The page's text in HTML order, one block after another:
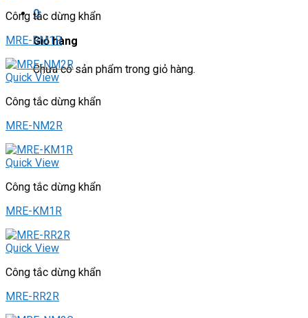
0
Giỏ hàng
Chưa có sản phẩm trong giỏ hàng.
Công tắc dừng khẩn
MRE-RM1R
Quick View
Công tắc dừng khẩn
MRE-NM2R
Quick View
Công tắc dừng khẩn
MRE-KM1R
Quick View
Công tắc dừng khẩn
MRE-RR2R